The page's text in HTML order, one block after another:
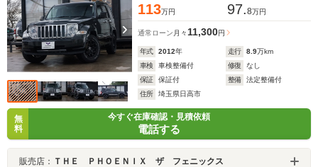
113万円 97.8万円
通常ローン 月々 11,300円
年式 2012年 走行 8.9万km
車検
車検整備付 修復
なし
保証
保証付 整備
法定整備付
住所
埼玉県日高市
無
料
今すぐ在庫確認・見積依頼
電話する
販売店： ＴＨＥ ＰＨＯＥＮＩＸ ザ フェニックス